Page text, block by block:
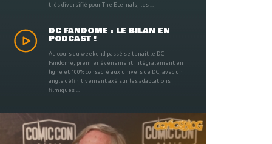
très diversifié pour The Eternals, les ...
DC FANDOME : LE BILAN EN
PODCAST !
Au cours du weekend passé se tenait le DC
Fandome, premier évènement intégralement en
ligne et 100% consacré aux univers de DC, avec un
angle définitivement axé sur les adaptations
filmiques ...